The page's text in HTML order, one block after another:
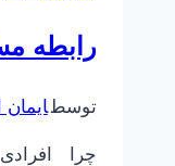
رابطه
توسطایمان
چرا